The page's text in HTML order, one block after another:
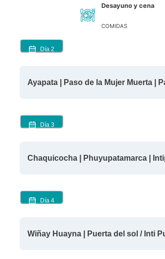
Desayuno y cena
COMIDAS
Día 2
Ayapata | Paso de la Mujer Muerta |
Día 3
Chaquicocha | Phuyupatamarca |
Día 4
Wiñay Huayna | Puerta del sol / Inti